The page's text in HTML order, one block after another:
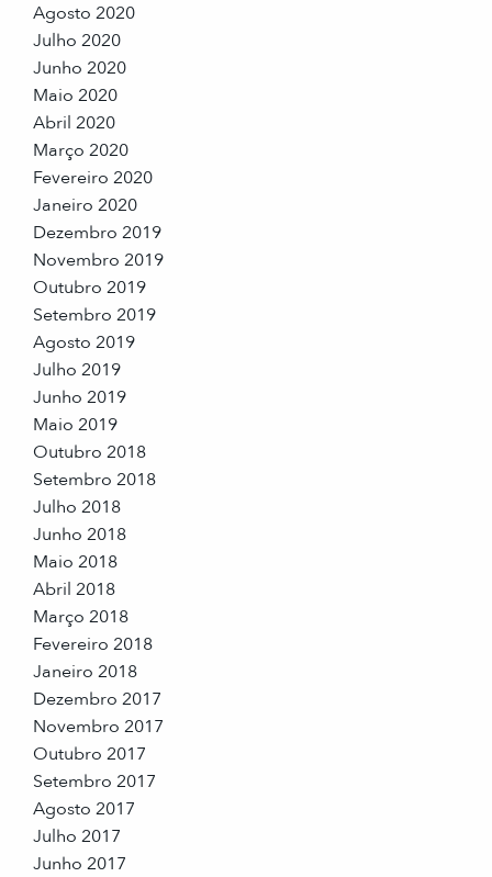
Agosto 2020
Julho 2020
Junho 2020
Maio 2020
Abril 2020
Março 2020
Fevereiro 2020
Janeiro 2020
Dezembro 2019
Novembro 2019
Outubro 2019
Setembro 2019
Agosto 2019
Julho 2019
Junho 2019
Maio 2019
Outubro 2018
Setembro 2018
Julho 2018
Junho 2018
Maio 2018
Abril 2018
Março 2018
Fevereiro 2018
Janeiro 2018
Dezembro 2017
Novembro 2017
Outubro 2017
Setembro 2017
Agosto 2017
Julho 2017
Junho 2017